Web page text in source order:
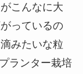
こんなに大
っているの
みたいな粒
ランター栽培